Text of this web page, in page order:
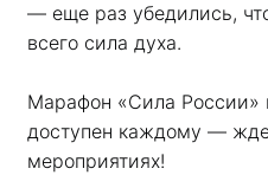
— еще раз убедились,
всего сила духа.
Марафон «Сила России»
доступен каждому —
мероприятиях!